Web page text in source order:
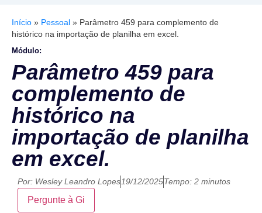
Início » Pessoal » Parâmetro 459 para complemento de
histórico na importação de planilha em excel.
Módulo:
Parâmetro 459 para
complemento de
histórico na
importação de planilha
em excel.
Por: Wesley Leandro Lopes19/12/2025Tempo: 2 minutos
Pergunte à Gi